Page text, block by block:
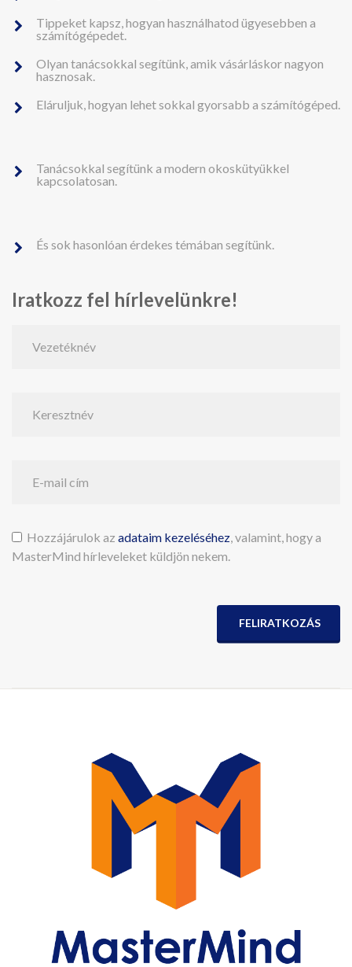
Tippeket kapsz, hogyan használhatod ügyesebben a
számítógépedet.
Olyan tanácsokkal segítünk, amik vásárláskor nagyon
hasznosak.
Eláruljuk, hogyan lehet sokkal gyorsabb a számítógéped.
Tanácsokkal segítünk a modern okoskütyükkel
kapcsolatosan.
És sok hasonlóan érdekes témában segítünk.
Iratkozz fel hírlevelünkre!
Hozzájárulok az adataim kezeléséhez , valamint, hogy a
MasterMind hírleveleket küldjön nekem.
FELIRATKOZÁS